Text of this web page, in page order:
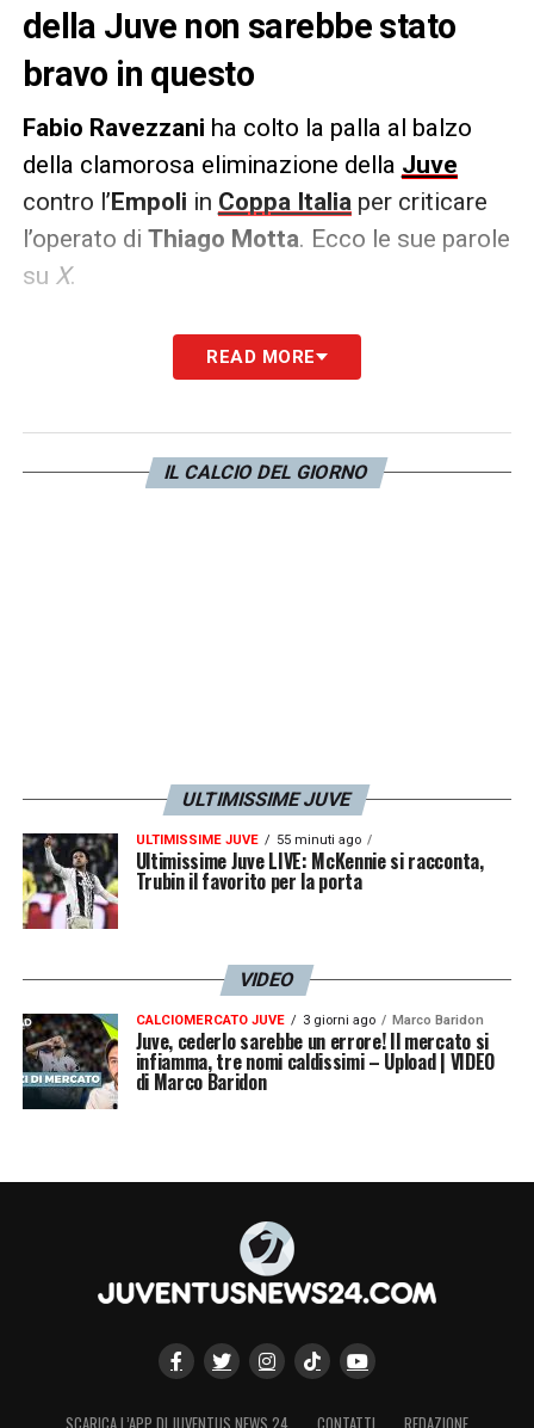
della Juve non sarebbe stato
bravo in questo
Fabio Ravezzani ha colto la palla al balzo
della clamorosa eliminazione della Juve
contro l’Empoli in Coppa Italiaper criticare
l’operato di Thiago Motta. Ecco le sue parole
su X.
La filosofia che ha applicato
Motta finora nella Juve è quella
rotazione. Così si educano i bambini al
READ MORE
IL CALCIO DEL GIORNO
ULTIMISSIME JUVE
ULTIMISSIME JUVE 55 minuti ago
Ultimissime Juve LIVE: McKennie si racconta,
Trubin il favorito per la porta
VIDEO
CALCIOMERCATO JUVE 3 giorni ago Marco Baridon
Juve, cederlo sarebbe un errore! Il mercato si
infiamma, tre nomi caldissimi – Upload | VIDEO
di Marco Baridon